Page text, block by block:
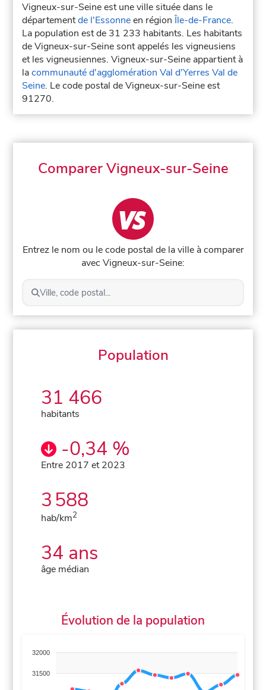
Vigneux-sur-Seine est une ville située dans le
départementde l'Essonneen régionÎle-de-France.
La population est de 31 233 habitants. Les habitants
de Vigneux-sur-Seine sont appelés les vigneusiens
et les vigneusiennes. Vigneux-sur-Seine appartient à
lacommunauté d'agglomération Val d'Yerres Val de
Seine. Le code postal de Vigneux-sur-Seine est
91270.
Comparer Vigneux-sur-Seine
Entrez le nom ou le code postal de la ville à comparer
avec Vigneux-sur-Seine:
Ville, code postal...
Population
31 466
habitants
-0,34 %
Entre 2017 et 2023
3 588
hab/km2
34 ans
âge médian
Évolution de la population
32000
31500